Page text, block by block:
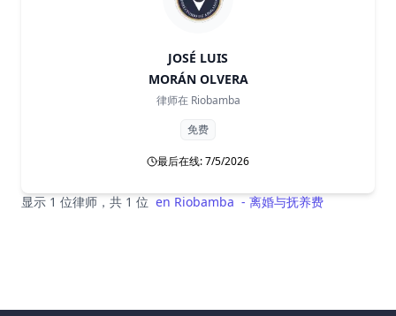
JOSÉ LUIS
MORÁN OLVERA
律师在 Riobamba
免费
最后在线: 7/5/2026
显示 1 位律师，共 1 位 en Riobamba - 离婚与抚养费